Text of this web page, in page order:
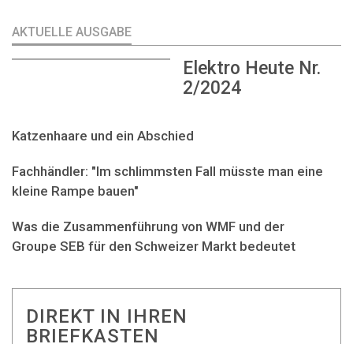
AKTUELLE AUSGABE
Elektro Heute Nr.
2/2024
Katzenhaare und ein Abschied
Fachhändler: "Im schlimmsten Fall müsste man eine
kleine Rampe bauen"
Was die Zusammenführung von WMF und der
Groupe SEB für den Schweizer Markt bedeutet
DIREKT IN IHREN
BRIEFKASTEN